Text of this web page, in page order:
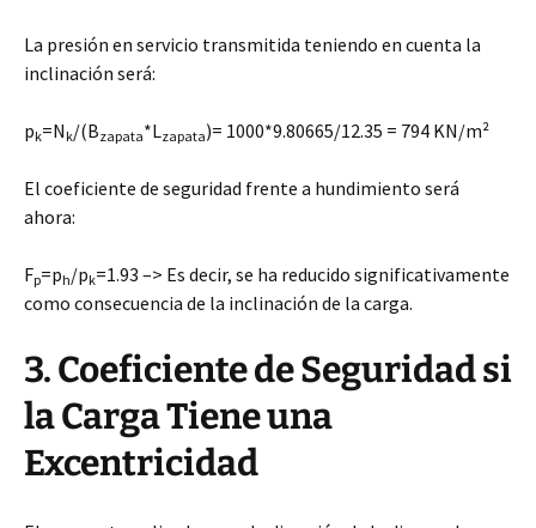
La presión en servicio transmitida teniendo en cuenta la
inclinación será:
pk=N k/(Bzapata*Lzapata)= 1000*9.80665/12.35 = 794 KN/m²
El coeficiente de seguridad frente a hundimiento será
ahora:
Fp=ph/pk=1.93 –> Es decir, se ha reducido significativamente
como consecuencia de la inclinación de la carga.
3. Coeficiente de Seguridad si
la Carga Tiene una
Excentricidad